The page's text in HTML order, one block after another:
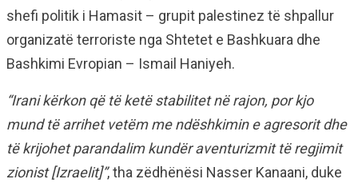
shefi politik i Hamasit – grupit palestinez të shpallur
organizatë terroriste nga Shtetet e Bashkuara dhe
Bashkimi Evropian – Ismail Haniyeh.
“Irani kërkon që të ketë stabilitet në rajon, por kjo
mund të arrihet vetëm me ndëshkimin e agresorit dhe
të krijohet parandalim kundër aventurizmit të regjimit
zionist [Izraelit]”, tha zëdhënësi Nasser Kanaani, duke